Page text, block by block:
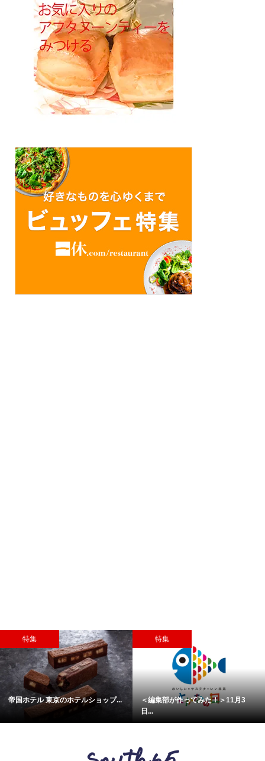
特集
帝国ホテル 東京のホテルショップ...
特集
＜編集部が作ってみた！＞11月3
日...